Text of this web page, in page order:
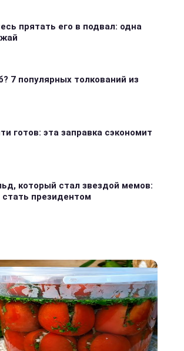
прятать его в подвал: одна
7 популярных толкований из
готов: эта заправка сэкономит
который стал звездой мемов:
президентом